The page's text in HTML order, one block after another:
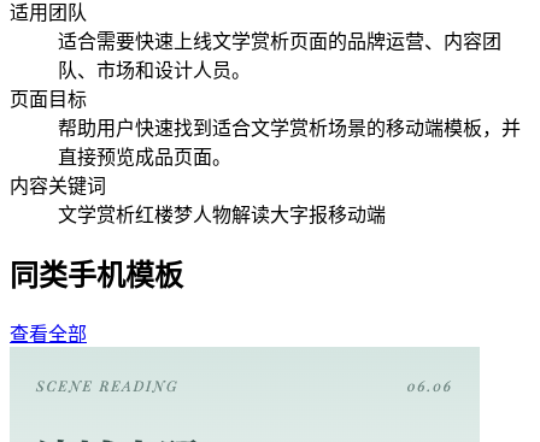
适用团队
适合需要快速上线文学赏析页面的品牌运营、内容团
队、市场和设计人员。
页面目标
帮助用户快速找到适合文学赏析场景的移动端模板，并
直接预览成品页面。
内容关键词
文学赏析红楼梦人物解读大字报移动端
同类手机模板
查看全部